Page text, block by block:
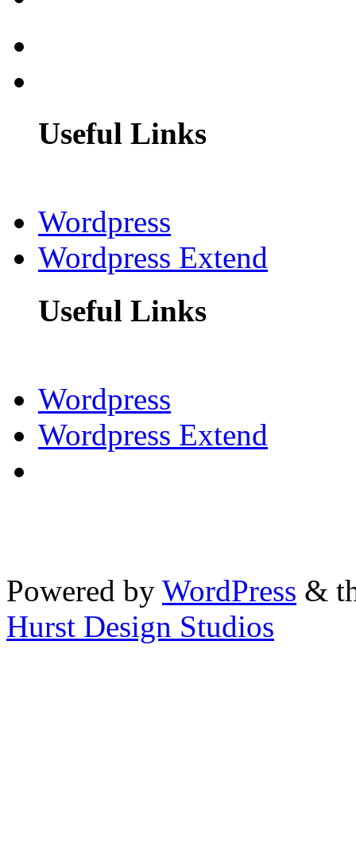
Useful Links
Wordpress
Wordpress Extend
Useful Links
Wordpress
Wordpress Extend
Powered by WordPress &
Hurst Design Studios